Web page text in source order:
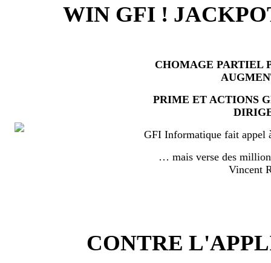
WIN GFI !
CHOMAGE PARTIEL
PRIME ET ACTIONS
GFI Informatique fait appel
… mais verse des
Vincent
CONTRE